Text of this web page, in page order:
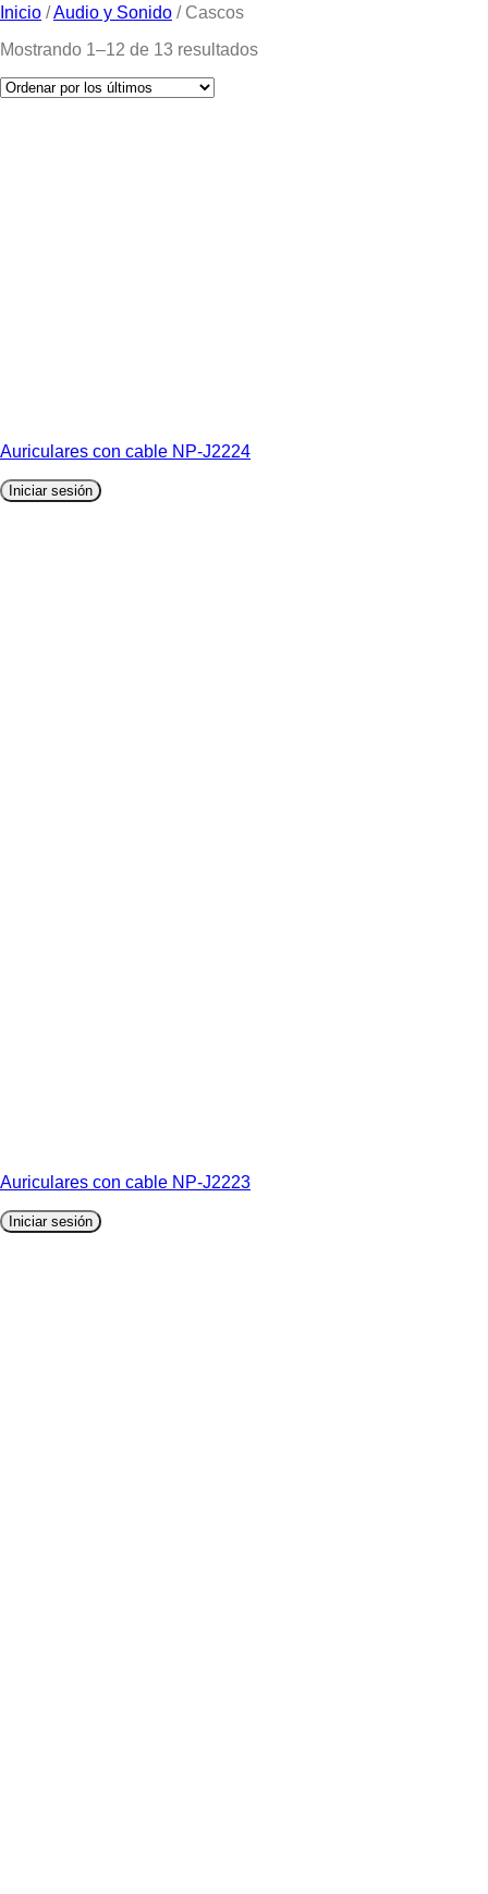
Inicio /Audio y Sonido /Cascos
Mostrando 1–12 de 13 resultados
Auriculares con cable NP-J2224
Iniciar sesión
Auriculares con cable NP-J2223
Iniciar sesión